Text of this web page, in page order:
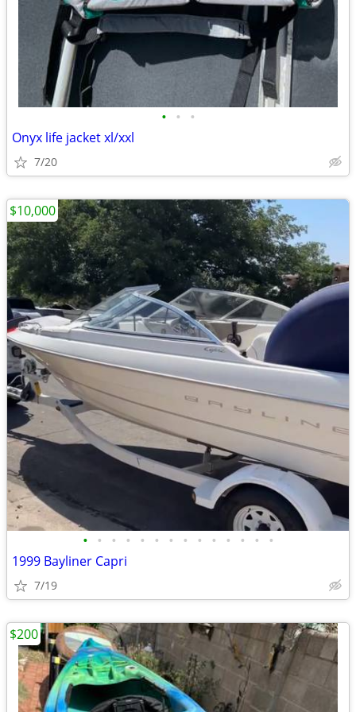
• • •
Onyx life jacket xl/xxl
7/20
• • • • • • • • • • • • • •
1999 Bayliner Capri
7/19
$10,000
$200